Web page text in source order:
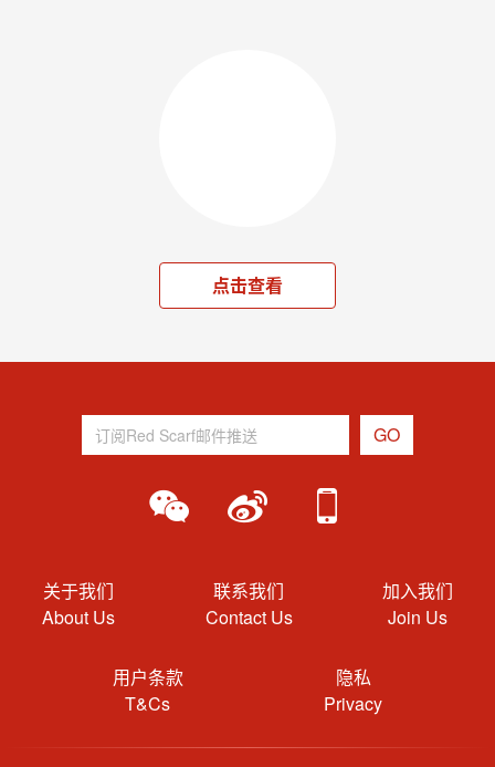
点击查看
关于我们
About Us
联系我们
Contact Us
加入我们
Join Us
用户条款
T&Cs
隐私
Privacy